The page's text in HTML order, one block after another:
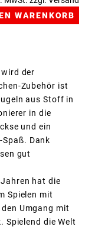
der
Zubehör ist
aus Stoff in
in die
und ein
Dank
gut
hat die
Spielen mit
Umgang mit
Spielend die Welt